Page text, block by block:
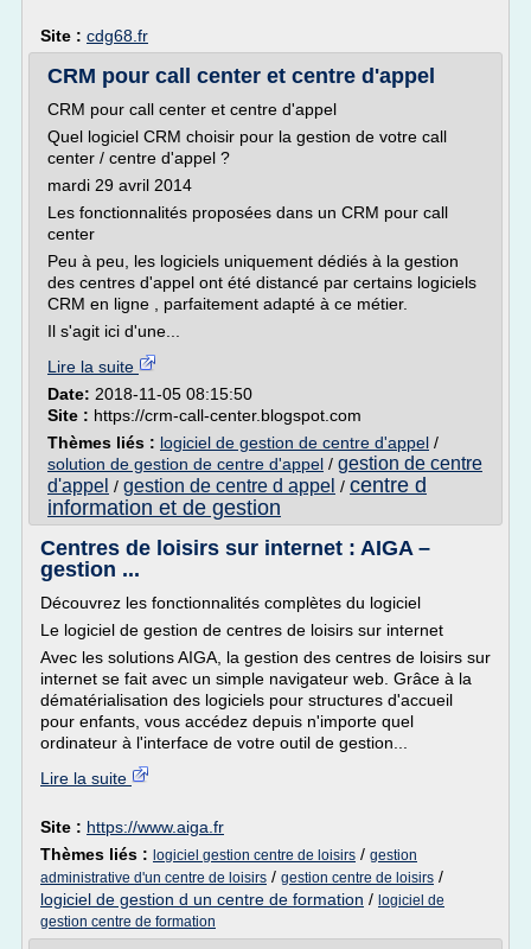
Site : cdg68.fr
CRM pour call center et centre d'appel
CRM pour call center et centre d'appel
Quel logiciel CRM choisir pour la gestion de votre call
center / centre d'appel ?
mardi 29 avril 2014
Les fonctionnalités proposées dans un CRM pour call
center
Peu à peu, les logiciels uniquement dédiés à la gestion
des centres d'appel ont été distancé par certains logiciels
CRM en ligne , parfaitement adapté à ce métier.
Il s'agit ici d'une...
Lire la suite
Date: 2018-11-05 08:15:50
Site : https://crm-call-center.blogspot.com
Thèmes liés : logiciel de gestion de centre d'appel /
solution de gestion de centre d'appel / gestion de centre
d'appel / gestion de centre d appel / centre d
information et de gestion
Centres de loisirs sur internet : AIGA –
gestion ...
Découvrez les fonctionnalités complètes du logiciel
Le logiciel de gestion de centres de loisirs sur internet
Avec les solutions AIGA, la gestion des centres de loisirs sur
internet se fait avec un simple navigateur web. Grâce à la
dématérialisation des logiciels pour structures d'accueil
pour enfants, vous accédez depuis n'importe quel
ordinateur à l'interface de votre outil de gestion...
Lire la suite
Site : https://www.aiga.fr
Thèmes liés : logiciel gestion centre de loisirs / gestion
administrative d'un centre de loisirs / gestion centre de loisirs /
logiciel de gestion d un centre de formation / logiciel de
gestion centre de formation